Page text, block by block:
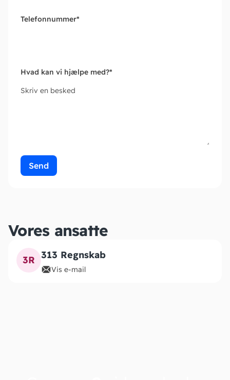
Telefonnummer*
Hvad kan vi hjælpe med?*
Skriv en besked
Send
Vores ansatte
3R 313 Regnskab
Vis e-mail